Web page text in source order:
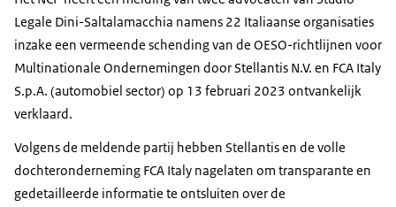
Legale Dini-Saltalamacchia namens 22 Italiaanse organisaties
inzake een vermeende schending van de OESO-richtlijnen voor
Multinationale Ondernemingen door Stellantis N.V. en FCA Italy
S.p.A. (automobiel sector) op 13 februari 2023 ontvankelijk
verklaard.
Volgens de meldende partij hebben Stellantis en de volle
dochteronderneming FCA Italy nagelaten om transparante en
gedetailleerde informatie te ontsluiten over de